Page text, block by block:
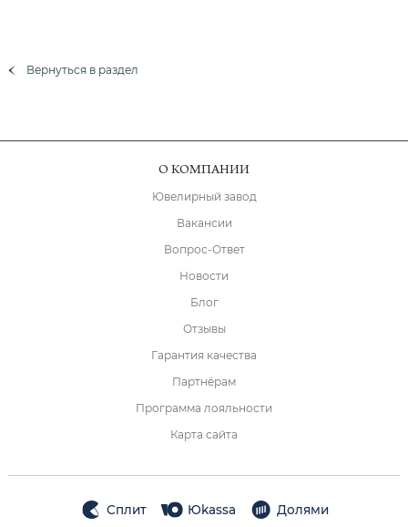
Вернуться в раздел
О КОМПАНИИ
Ювелирный завод
Вакансии
Вопрос-Ответ
Новости
Блог
Отзывы
Гарантия качества
Партнёрам
Программа лояльности
Карта сайта
Сплит Юkassa Долями